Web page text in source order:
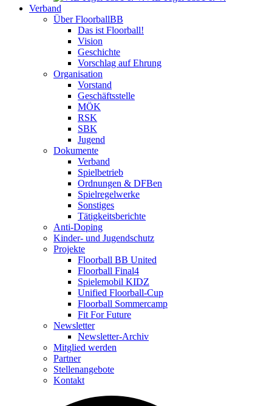
Verband
Über FloorballBB
Das ist Floorball!
Vision
Geschichte
Vorschlag auf Ehrung
Organisation
Vorstand
Geschäftsstelle
MÖK
RSK
SBK
Jugend
Dokumente
Verband
Spielbetrieb
Ordnungen & DFBen
Spielregelwerke
Sonstiges
Tätigkeitsberichte
Anti-Doping
Kinder- und Jugendschutz
Projekte
Floorball BB United
Floorball Final4
Spielemobil KIDZ
Unified Floorball-Cup
Floorball Sommercamp
Fit For Future
Newsletter
Newsletter-Archiv
Mitglied werden
Partner
Stellenangebote
Kontakt